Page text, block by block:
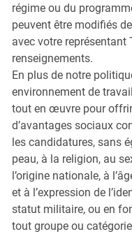
régime ou du
peuvent être modifiés
avec votre représentant
renseignements.
En plus de notre
environnement de
tout en œuvre pour
d’avantages sociaux
les candidatures, sans
peau, à la religion, au
l’origine nationale, à
et à l’expression de
statut militaire, ou en
tout groupe ou